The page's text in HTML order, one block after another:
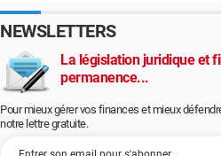
NEWSLETTERS
La législation juridique et
permanence...
Pour mieux gérer vos finances et mieux
notre lettre gratuite.